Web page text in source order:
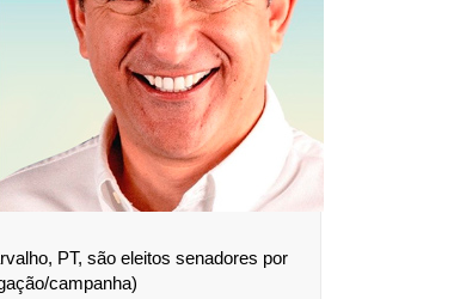
PT, são eleitos senadores por
campanha)